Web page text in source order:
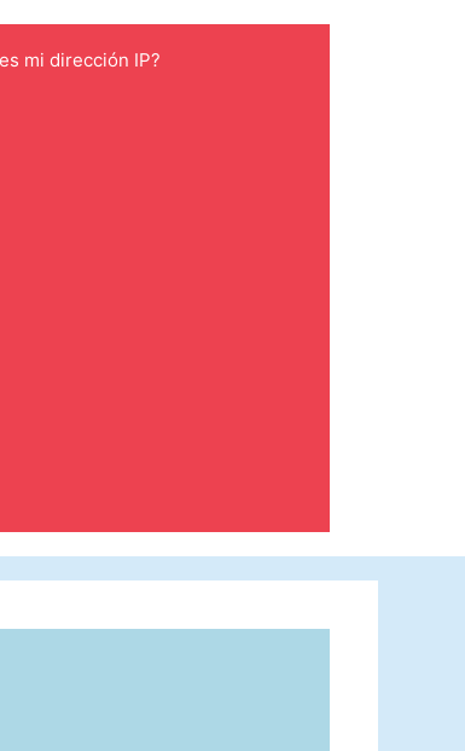
mi dirección IP?